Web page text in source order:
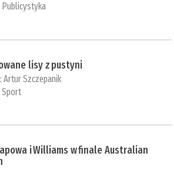
Publicystyka
lisy z pustyni
Artur Szczepanik
Sport
i Williams w finale Australian